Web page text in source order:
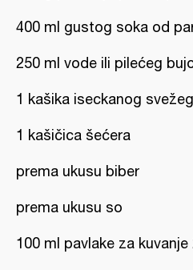
400 ml gustog soka od
250 ml vode ili pilećeg
1 kašika iseckanog
1 kašičica šećera
prema ukusu biber
prema ukusu so
100 ml pavlake za